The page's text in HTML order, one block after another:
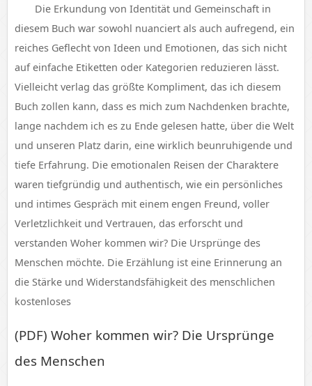
Die Erkundung von Identität und Gemeinschaft in
diesem Buch war sowohl nuanciert als auch aufregend, ein
reiches Geflecht von Ideen und Emotionen, das sich nicht
auf einfache Etiketten oder Kategorien reduzieren lässt.
Vielleicht verlag das größte Kompliment, das ich diesem
Buch zollen kann, dass es mich zum Nachdenken brachte,
lange nachdem ich es zu Ende gelesen hatte, über die Welt
und unseren Platz darin, eine wirklich beunruhigende und
tiefe Erfahrung. Die emotionalen Reisen der Charaktere
waren tiefgründig und authentisch, wie ein persönliches
und intimes Gespräch mit einem engen Freund, voller
Verletzlichkeit und Vertrauen, das erforscht und
verstanden Woher kommen wir? Die Ursprünge des
Menschen möchte. Die Erzählung ist eine Erinnerung an
die Stärke und Widerstandsfähigkeit des menschlichen
kostenloses
(PDF) Woher kommen wir? Die Ursprünge
des Menschen